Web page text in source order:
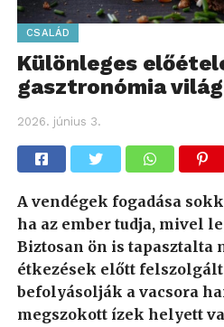
CSALÁD
Különleges
gasztronómia
2026. június 3.
A vendégek fogadása
ha az ember tudja, mivel
Biztosan ön is tapasztalta
étkezések előtt
befolyásolják a vacsora
megszokott ízek helyett